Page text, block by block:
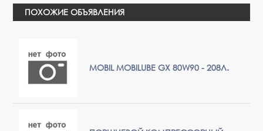
ПОХОЖИЕ ОБЪЯВЛЕНИЯ
MOBIL MOBILUBE GX 80W90 - 208Л.